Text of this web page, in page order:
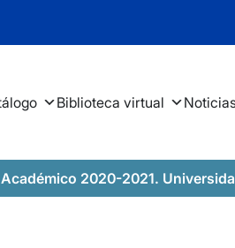
Biblioteca virtual
2021. Universidad Cardenal